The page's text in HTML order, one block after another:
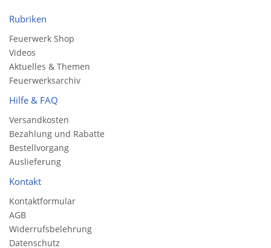
Rubriken
Feuerwerk Shop
Videos
Aktuelles & Themen
Feuerwerksarchiv
Hilfe & FAQ
Versandkosten
Bezahlung und Rabatte
Bestellvorgang
Auslieferung
Kontakt
Kontaktformular
AGB
Widerrufsbelehrung
Datenschutz